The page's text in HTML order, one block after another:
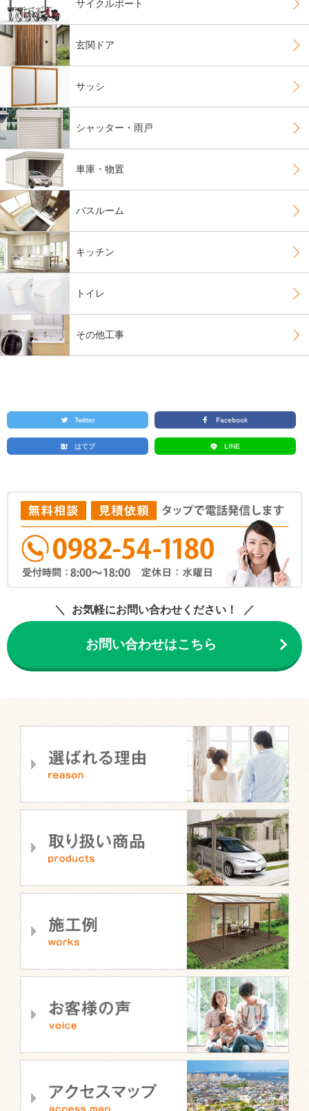
サイクルポート
玄関ドア
サッシ
シャッター・雨戸
車庫・物置
バスルーム
キッチン
トイレ
その他工事
Twitter Facebook
はてブ LINE
お気軽にお問い合わせください！
お問い合わせはこちら